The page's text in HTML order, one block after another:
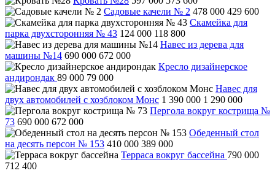
Садовые качели № 2 478 000 429 600
Скамейка для
парка двухсторонняя № 43 124 000 118 800
Навес из дерева для
машины №14 690 000 672 000
Кресло дизайнерское
андирондак 89 000 79 000
Навес для
двух автомобилей с хозблоком Монс 1 390 000 1 290 000
Пергола вокруг кострища №
73 690 000 672 000
Обеденный стол
на десять персон № 153 410 000 389 000
Терраса вокруг бассейна 790 000
712 400